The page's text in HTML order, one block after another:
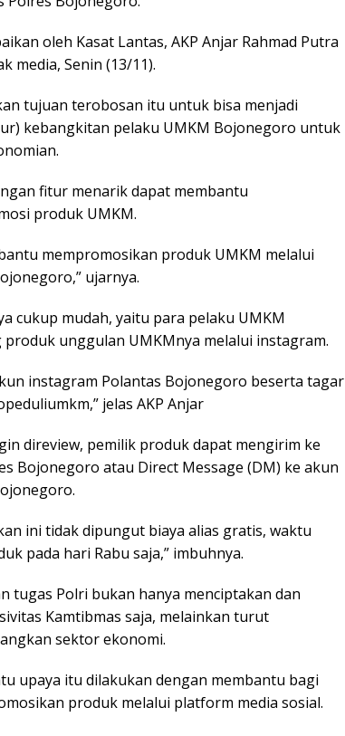
oleh Kasat Lantas, AKP Anjar Rahmad Putra
media, Senin (13/11).
tujuan terobosan itu untuk bisa menjadi
kebangkitan pelaku UMKM Bojonegoro untuk
fitur menarik dapat membantu
produk UMKM.
mempromosikan produk UMKM melalui
ujarnya.
cukup mudah, yaitu para pelaku UMKM
unggulan UMKMnya melalui instagram.
instagram Polantas Bojonegoro beserta tagar
jelas AKP Anjar
direview, pemilik produk dapat mengirim ke
Bojonegoro atau Direct Message (DM) ke akun
ini tidak dipungut biaya alias gratis, waktu
pada hari Rabu saja,” imbuhnya.
tugas Polri bukan hanya menciptakan dan
Kamtibmas saja, melainkan turut
sektor ekonomi.
upaya itu dilakukan dengan membantu bagi
produk melalui platform media sosial.